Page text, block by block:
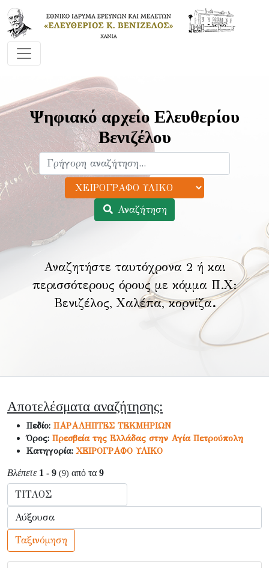
Ψηφιακό αρχείο Ελευθερίου
Βενιζέλου
Αναζήτηση
Αναζητήστε ταυτόχρονα 2 ή και
περισσότερους όρους με κόμμα Π.Χ:
Βενιζέλος, Χαλέπα, κορνίζα.
Αποτελέσματα αναζήτησης:
Πεδίο: ΠΑΡΑΛΗΠΤΕΣ ΤΕΚΜΗΡΙΩΝ
Όρος: Πρεσβεία της Ελλάδας στην Αγία Πετρούπολη
Κατηγορία:ΧΕΙΡΟΓΡΑΦΟ ΥΛΙΚΟ
Βλέπετε 1 - 9 (9) από τα 9
Ταξινόμηση